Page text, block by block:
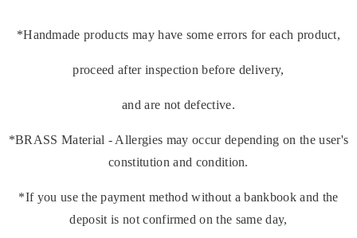
*Handmade products may have some errors for each product,
proceed after inspection before delivery,
and are not defective.
*BRASS Material - Allergies may occur depending on the user's
constitution and condition.
*If you use the payment method without a bankbook and the
deposit is not confirmed on the same day,